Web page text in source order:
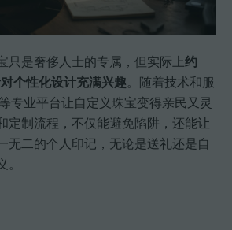
只是奢侈人士的专属，但实际上约
个性化设计充满兴趣。随着技术和服
专业平台让自定义珠宝变得亲民又灵
定制流程，不仅能避免陷阱，还能让
无二的个人印记，无论是送礼还是自